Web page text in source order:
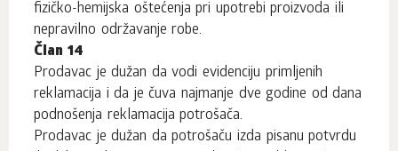
fizičko-hemijska oštećenja pri upotrebi proizvoda ili
nepravilno održavanje robe.
Član 14
Prodavac je dužan da vodi evidenciju primljenih
reklamacija i da je čuva najmanje dve godine od dana
podnošenja reklamacija potrošača.
Prodavac je dužan da potrošaču izda pisanu potvrdu